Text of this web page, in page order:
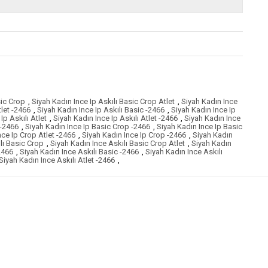
Crop , Siyah Kadın Ince Ip Askılı Basic Crop Atlet , Siyah Kadın Ince
-2466 , Siyah Kadın Ince Ip Askılı Basic -2466 , Siyah Kadın Ince Ip
Askılı Atlet , Siyah Kadın Ince Ip Askılı Atlet -2466 , Siyah Kadın Ince
2466 , Siyah Kadın Ince Ip Basic Crop -2466 , Siyah Kadın Ince Ip Basic
Ip Crop Atlet -2466 , Siyah Kadın Ince Ip Crop -2466 , Siyah Kadın
Basic Crop , Siyah Kadın Ince Askılı Basic Crop Atlet , Siyah Kadın
, Siyah Kadın Ince Askılı Basic -2466 , Siyah Kadın Ince Askılı
Kadın Ince Askılı Atlet -2466 ,